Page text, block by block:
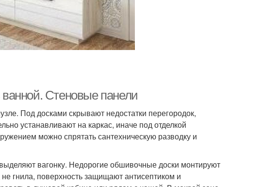
ванной. Стеновые панели
Под досками скрывают недостатки перегородок,
устанавливают на каркас, иначе под отделкой
можно спрятать сантехническую разводку и
вагонку. Недорогие обшивочные доски монтируют
гнила, поверхность защищают антисептиком и